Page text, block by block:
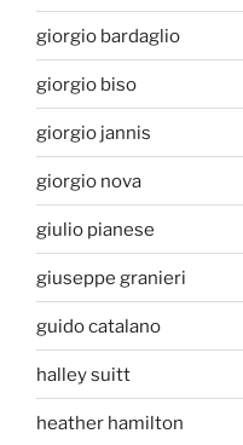
giorgio bardaglio
giorgio biso
giorgio jannis
giorgio nova
giulio pianese
giuseppe granieri
guido catalano
halley suitt
heather hamilton